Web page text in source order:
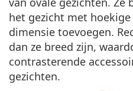
het gezicht met
dimensie toevoegen.
dan ze breed zijn,
contrasterende
gezichten.